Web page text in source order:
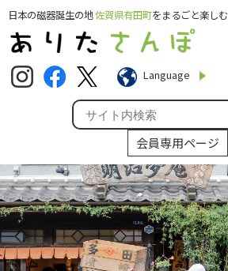
日本の磁器誕生の地佐賀県有田町をまるごと楽しむ
Language
会員専用ページ